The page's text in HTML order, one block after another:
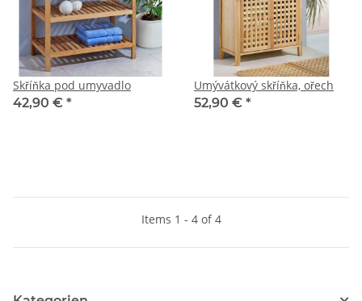
Skříňka pod umyvadlo
42,90 € *
Umývátkový skříňka, ořech
52,90 € *
Items 1 - 4 of 4